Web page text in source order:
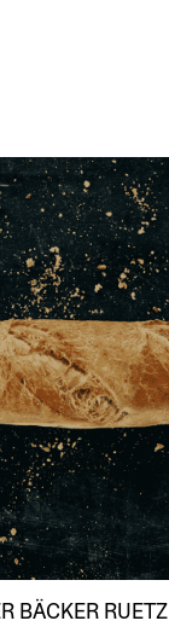
BÄCKER RUETZ